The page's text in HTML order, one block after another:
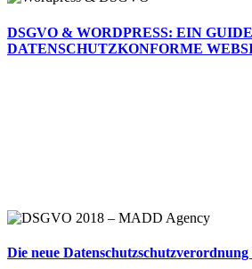
DSGVO & WORDPRESS: EIN
DATENSCHUTZKONFORME
Die neue